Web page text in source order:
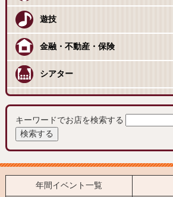
遊技
金融・不動産・保険
シアター
キーワードでお店を検索する
年間イベント一覧